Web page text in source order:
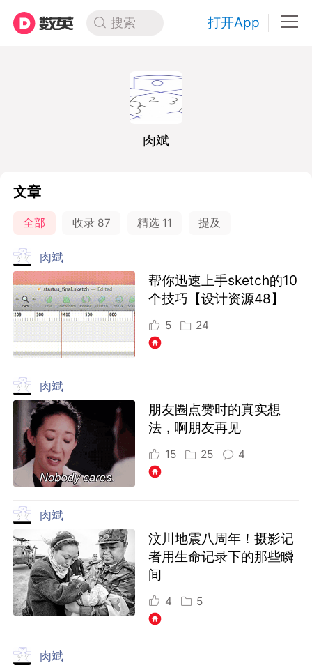
搜索 打开App
肉斌
文章
全部 收录 87 精选 11 提及
肉斌
帮你迅速上手sketch的10
个技巧【设计资源48】
5 24
肉斌
朋友圈点赞时的真实想
法，啊朋友再见
15 25 4
肉斌
汶川地震八周年！摄影记
者用生命记录下的那些瞬
间
4 5
肉斌